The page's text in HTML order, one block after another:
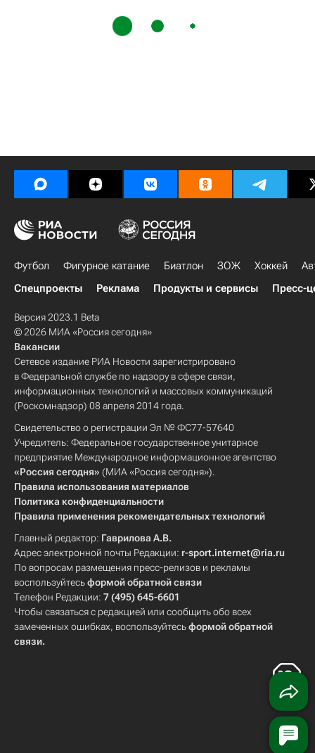
Футбол Фигурное катание Биатлон ЗОЖ Хоккей
Спецпроекты
Реклама Продукты и сервисы Пресс-
Версия 2023.1 Beta
© 2026 МИА «Россия сегодня»
Вакансии
Сетевое издание РИА Новости зарегистрировано
в Федеральной службе по надзору в сфере связи,
информационных технологий и массовых коммуникаций
(Роскомнадзор) 08 апреля 2014 года.
Свидетельство о регистрации Эл № ФС77-57640
Учредитель: Федеральное государственное унитарное
предприятие Международное информационное агентство
«Россия сегодня» (МИА «Россия сегодня»).
Правила использования материалов
Политика конфиденциальности
Правила применения рекомендательных технологий
Главный редактор: Гаврилова А.В.
Адрес электронной почты Редакции: r-sport.internet@ria.ru
По вопросам размещения пресс-релизов и рекламы
воспользуйтесьформой обратной связи
Телефон Редакции: 7 (495) 645-6601
Чтобы связаться с редакцией или сообщить обо всех
замеченных ошибках, воспользуйтесьформой обратной
связи.